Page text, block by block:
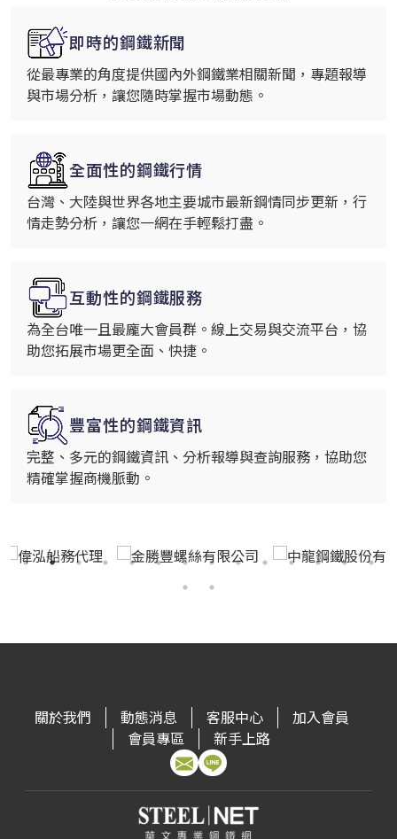
即時的鋼鐵新聞
從最專業的角度提供國內外鋼鐵業相關新聞，專題報導
與市場分析，讓您隨時掌握市場動態。
全面性的鋼鐵行情
台灣、大陸與世界各地主要城市最新鋼情同步更新，行
情走勢分析，讓您一網在手輕鬆打盡。
互動性的鋼鐵服務
為全台唯一且最龐大會員群。線上交易與交流平台，協
助您拓展市場更全面、快捷。
豐富性的鋼鐵資訊
完整、多元的鋼鐵資訊、分析報導與查詢服務，協助您
精確掌握商機脈動。
關於我們 動態消息 客服中心
加入會員
會員專區
新手上路